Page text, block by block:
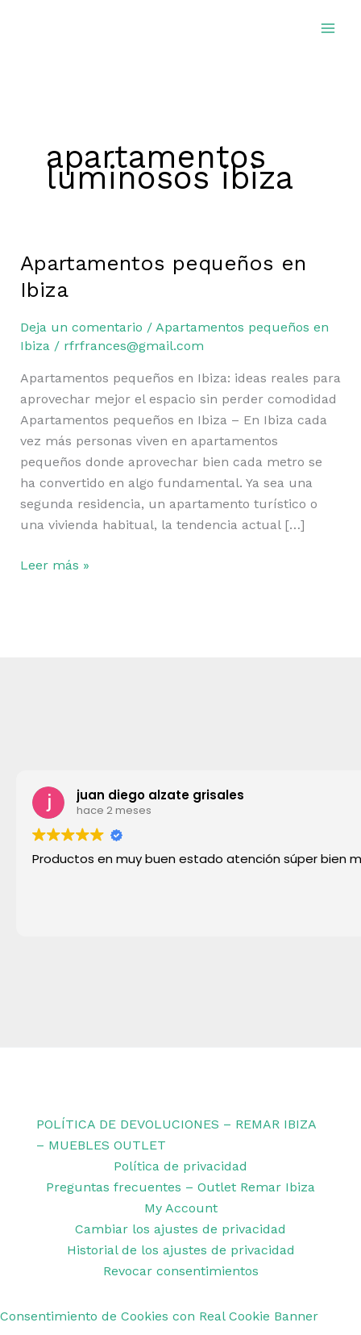
apartamentos
luminosos ibiza
Apartamentos pequeños en
Ibiza
Deja un comentario / Apartamentos pequeños en
Ibiza/ rfrfrances@gmail.com
Apartamentos pequeños en Ibiza: ideas reales para
aprovechar mejor el espacio sin perder comodidad
Apartamentos pequeños en Ibiza – En Ibiza cada
vez más personas viven en apartamentos
pequeños donde aprovechar bien cada metro se
ha convertido en algo fundamental. Ya sea una
segunda residencia, un apartamento turístico o
una vivienda habitual, la tendencia actual […]
Apartamentos
pequeños
en
Ibiza
Leer más »
juan diego alzate grisales
hace 2 meses
Productos en muy buen estado atención súper bien
POLÍTICA DE DEVOLUCIONES – REMAR IBIZA
– MUEBLES OUTLET
Política de privacidad
Preguntas frecuentes – Outlet Remar Ibiza
My Account
Cambiar los ajustes de privacidad
Historial de los ajustes de privacidad
Revocar consentimientos
Consentimiento de Cookies con Real Cookie Banner